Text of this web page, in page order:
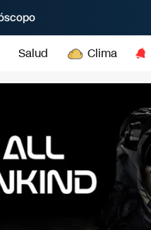
Salud Clima